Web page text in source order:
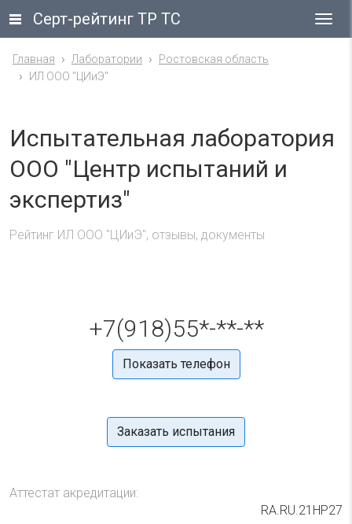
Серт-рейтинг ТР ТС
Главная Лаборатории
Ростовская область
ИЛ ООО "ЦИиЭ"
Испытательная лаборатория
ООО "Центр испытаний и
экспертиз"
Рейтинг ИЛ ООО "ЦИиЭ", отзывы, документы
+7(918)55*-**-**
Показать телефон
Заказать испытания
Аттестат акредитации:
RA.RU.21НР27